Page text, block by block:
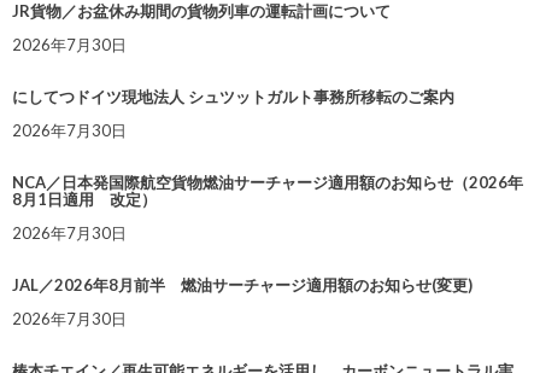
JR貨物／お盆休み期間の貨物列車の運転計画について
2026年7月30日
にしてつドイツ現地法人 シュツットガルト事務所移転のご案内
2026年7月30日
NCA／日本発国際航空貨物燃油サーチャージ適用額のお知らせ（2026年
8月1日適用 改定）
2026年7月30日
JAL／2026年8月前半 燃油サーチャージ適用額のお知らせ(変更)
2026年7月30日